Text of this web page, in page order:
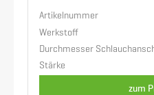
Artikelnummer
Werkstoff
Durchmesser
Stärke
zum